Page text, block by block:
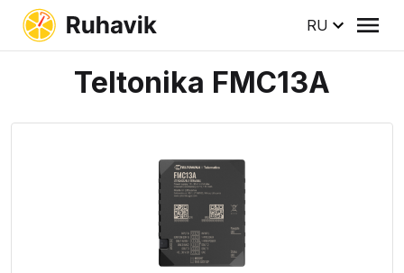
RU
Teltonika FMC13A